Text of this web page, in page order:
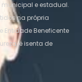
e estadual.
na própria
Beneficente
é isenta de